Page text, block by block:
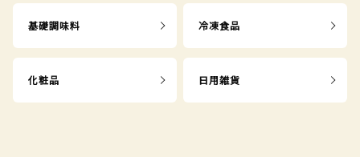
基礎調味料 冷凍食品
化粧品 日用雑貨